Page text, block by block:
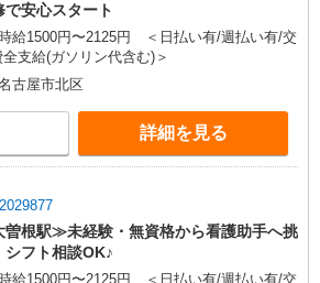
で安心スタート
時給1500円〜2125円 ＜日払い有/週払い有/交
支給(ガソリン代含む)＞
古屋市北区
詳細を見る
根駅≫未経験・無資格から看護助手へ挑
シフト相談OK♪
時給1500円〜2125円 ＜日払い有/週払い有/交